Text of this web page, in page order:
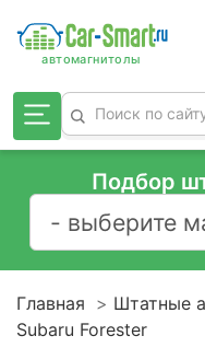
Подбор
Главная Штатные
Subaru Forester